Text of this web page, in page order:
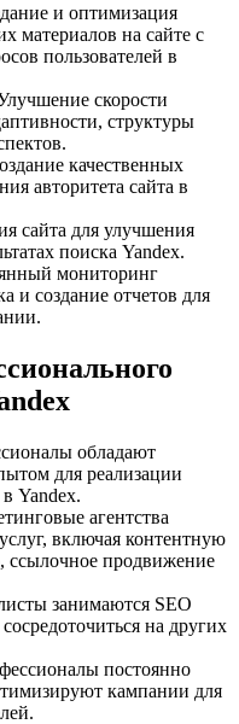
и оптимизация
материалов на сайте с
пользователей в
скорости
структуры
качественных
авторитета сайта в
сайта для улучшения
поиска Yandex.
мониторинг
и создание отчетов для
обладают
для реализации
Yandex.
агентства
включая контентную
ссылочное продвижение
занимаются SEO
на других
постоянно
кампании для